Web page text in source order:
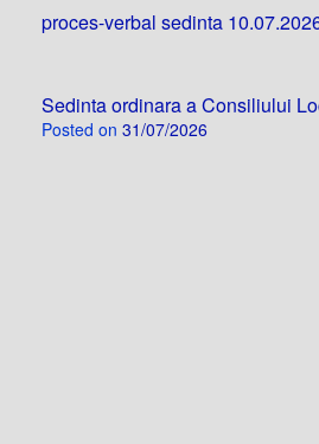
proces-verbal sedinta
Sedinta ordinara a Consiliului
Posted on 31/07/2026